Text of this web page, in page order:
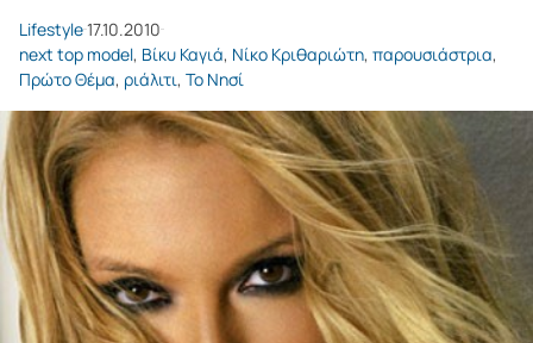
Lifestyle17.10.2010
next top model, Βίκυ Καγιά, Νίκο Κριθαριώτη, παρουσιάστρια,
Πρώτο Θέμα, ριάλιτι, Το Νησί